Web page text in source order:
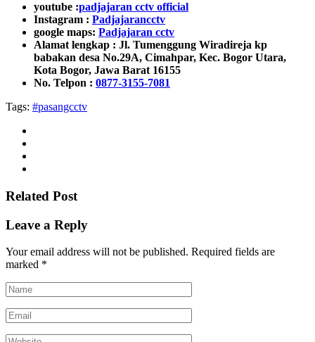
youtube :padjajaran cctv official
Instagram : Padjajarancctv
google maps: Padjajaran cctv
Alamat lengkap : Jl. Tumenggung Wiradireja kp
babakan desa No.29A, Cimahpar, Kec. Bogor Utara,
Kota Bogor, Jawa Barat 16155
No. Telpon : 0877-3155-7081
Tags: #pasangcctv
Related Post
Leave a Reply
Your email address will not be published. Required fields are
marked *